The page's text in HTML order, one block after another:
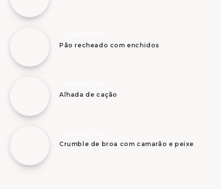
Pão recheado com enchidos
Alhada de cação
Crumble de broa com camarão e peixe